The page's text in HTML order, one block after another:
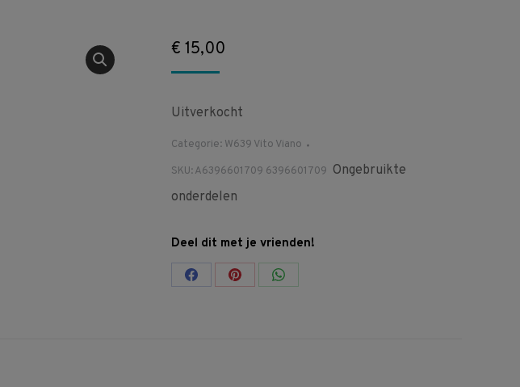
€ 15,00
Uitverkocht
Categorie: W639 Vito Viano
SKU:A6396601709 6396601709 Ongebruikte
onderdelen
Deel dit met je vrienden!
Share Share Share